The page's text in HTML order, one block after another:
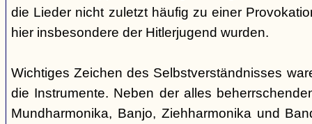
die Lieder nicht zuletzt häufig zu einer
hier insbesondere der Hitlerjugend wurden.
Wichtiges Zeichen des Selbstverständnisses
die Instrumente. Neben der alles
Mundharmonika, Banjo, Ziehharmonika und